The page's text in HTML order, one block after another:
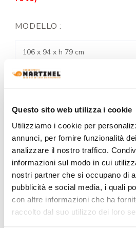
Questo sito web utilizza i cookie
Utilizziamo i cookie per
annunci, per fornire funzionalità
analizzare il nostro traffico.
informazioni sul modo in cui
nostri partner che si occupano di
pubblicità e social media, i quali
con altre informazioni che ha
raccolto dal suo utilizzo dei loro
MODELLO :
FINITURA STRUTTURA:
CUSCINO SEDUTA E
COLORE: